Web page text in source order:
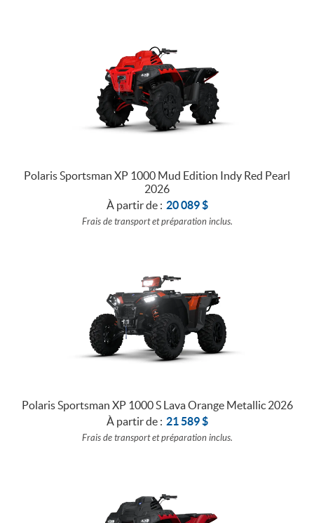
Polaris Sportsman XP 1000 Mud Edition Indy Red Pearl
2026
À partir de : 20 089$
Frais de transport et préparation inclus.
Polaris Sportsman XP 1000 S Lava Orange Metallic 2026
À partir de : 21 589$
Frais de transport et préparation inclus.